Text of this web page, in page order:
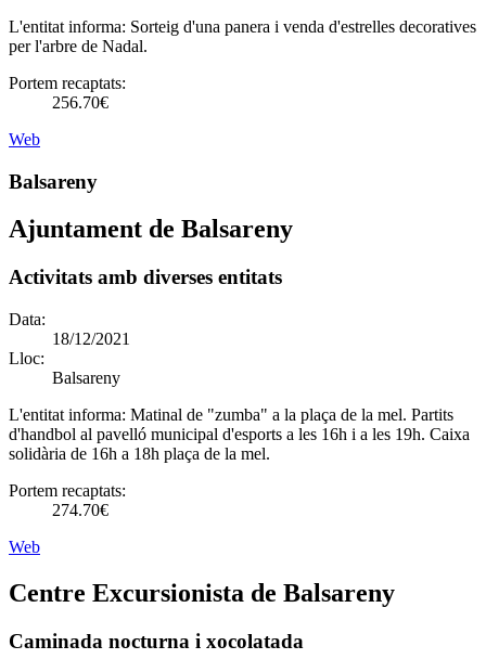
L'entitat informa: Sorteig d'una panera i venda d'estrelles decoratives
per l'arbre de Nadal.
Portem recaptats:
256.70€
Web
Balsareny
Ajuntament de Balsareny
Activitats amb diverses entitats
Data:
18/12/2021
Lloc:
Balsareny
L'entitat informa: Matinal de "zumba" a la plaça de la mel. Partits
d'handbol al pavelló municipal d'esports a les 16h i a les 19h. Caixa
solidària de 16h a 18h plaça de la mel.
Portem recaptats:
274.70€
Web
Centre Excursionista de Balsareny
Caminada nocturna i xocolatada